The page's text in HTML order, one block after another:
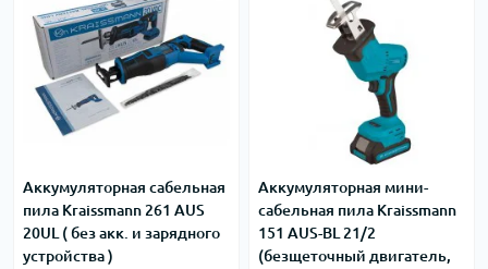
Аккумуляторная сабельная
пила Kraissmann 261 AUS
20UL ( без акк. и зарядного
устройства )
Аккумуляторная мини-
сабельная пила Kraissmann
151 AUS-BL 21/2
(безщеточный двигатель,